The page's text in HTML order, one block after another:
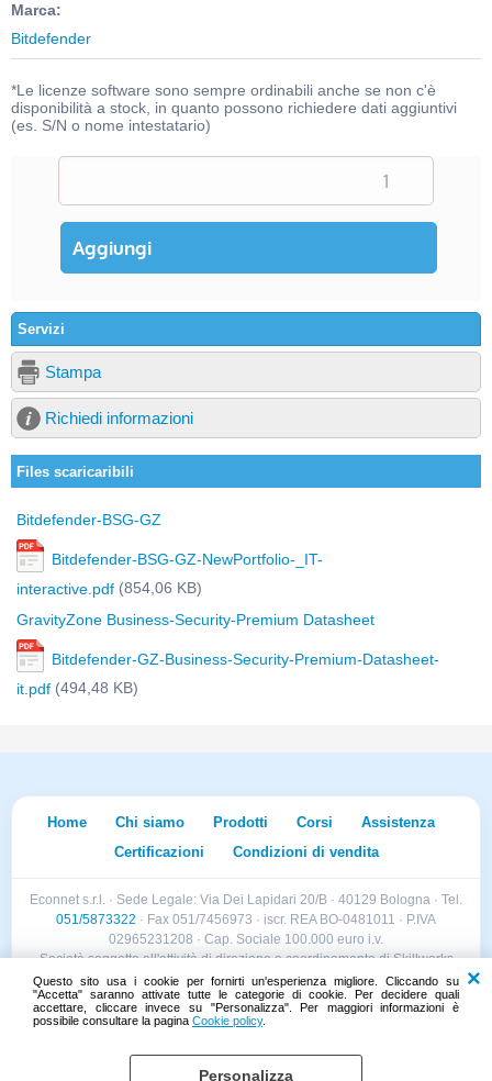
Questo sito usa i cookie per fornirti un'esperienza migliore. Cliccando su
"Accetta" saranno attivate tutte le categorie di cookie. Per decidere quali
accettare, cliccare invece su "Personalizza". Per maggiori informazioni è
possibile consultare la pagina Cookie policy.
Personalizza
Marca:
Bitdefender
*Le licenze software sono sempre ordinabili anche se non c'è
disponibilità a stock, in quanto possono richiedere dati aggiuntivi
(es. S/N o nome intestatario)
Servizi
Stampa
Richiedi informazioni
Files scaricaribili
Bitdefender-BSG-GZ
Bitdefender-BSG-GZ-NewPortfolio-_IT-
interactive.pdf (854,06 KB)
GravityZone Business-Security-Premium Datasheet
Bitdefender-GZ-Business-Security-Premium-Datasheet-
it.pdf (494,48 KB)
Home Chi siamo Prodotti Corsi
Assistenza
Certificazioni
Condizioni di vendita
Econnet s.r.l. · Sede Legale: Via Dei Lapidari 20/B · 40129 Bologna · Tel.
051/5873322 · Fax 051/7456973 · iscr. REA BO-0481011 · P.IVA
02965231208 · Cap. Sociale 100.000 euro i.v.
Società soggetta all'attività di direzione e coordinamento di Skillworks
Holding s.r.l. · Sede Legale: Via Vittorio Emanuele II 28 · Roncadelle (BS)
- C.F. 04151440981